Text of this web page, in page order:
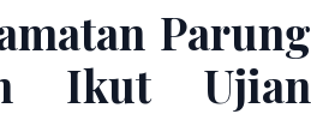
Parung
Ikut Ujian